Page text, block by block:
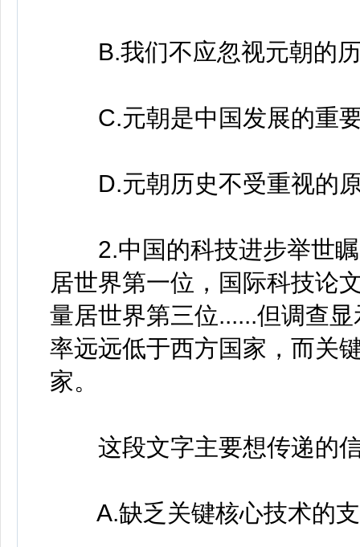
B.我们不应忽视元朝的
C.元朝是中国发展的重
D.元朝历史不受重视的
2.中国的科技进步举世瞩
居世界第一位，国际科技论
量居世界第三位......但调查
率远远低于西方国家，而关
家。
这段文字主要想传递的
A.缺乏关键核心技术的支